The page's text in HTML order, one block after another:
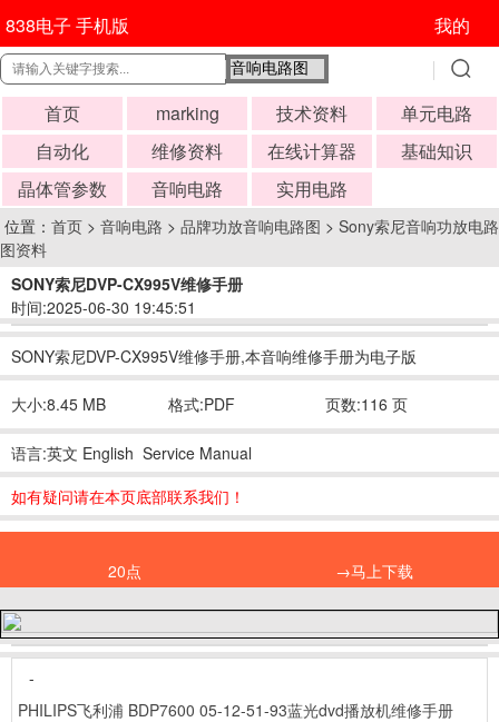
838电子 手机版 我的
首页 marking 技术资料
单元电路
自动化
维修资料 在线计算器
基础知识
晶体管参数
音响电路 实用电路
位置： 首页 > 音响电路 > 品牌功放音响电路图 > Sony索尼音响功放电路
图资料
SONY索尼DVP-CX995V维修手册
时间:2025-06-30 19:45:51
SONY索尼DVP-CX995V维修手册,本音响维修手册为电子版
大小:8.45 MB 格式:PDF 页数:116 页
语言:英文 English Service Manual
如有疑问请在本页底部联系我们！
20点 →马上下载
-
PHILIPS飞利浦 BDP7600 05-12-51-93蓝光dvd播放机维修手册